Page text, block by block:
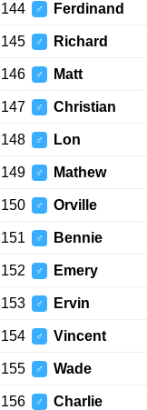
144 ♂ Ferdinand
145 ♂ Richard
146 ♂ Matt
147 ♂ Christian
148 ♂ Lon
149 ♂ Mathew
150 ♂ Orville
151 ♂ Bennie
152 ♂ Emery
153 ♂ Ervin
154 ♂ Vincent
155 ♂ Wade
156 ♂ Charlie